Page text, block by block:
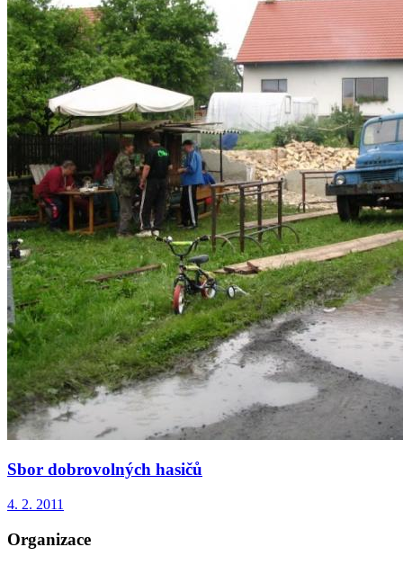
Sbor dobrovolných hasičů
4. 2. 2011
Organizace